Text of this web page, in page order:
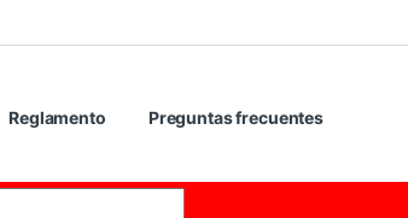
Reglamento Preguntas frecuentes